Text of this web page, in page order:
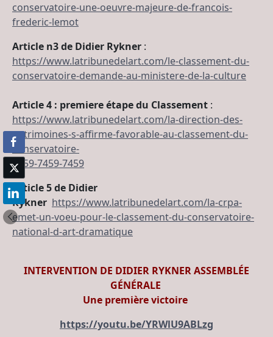
conservatoire-une-oeuvre-majeure-de-francois-
frederic-lemot
Article n3 de Didier Rykner :
https://www.latribunedelart.com/le-classement-du-
conservatoire-demande-au-ministere-de-la-culture
Article 4 : premiere étape du Classement :
https://www.latribunedelart.com/la-direction-des-
patrimoines-s-affirme-favorable-au-classement-du-
conservatoire-
7459-7459-7459
Article 5 de Didier
Rykner https://www.latribunedelart.com/la-crpa-
emet-un-voeu-pour-le-classement-du-conservatoire-
national-d-art-dramatique
INTERVENTION DE DIDIER RYKNER ASSEMBLÉE
GÉNÉRALE
Une première victoire
https://youtu.be/YRWlU9ABLzg